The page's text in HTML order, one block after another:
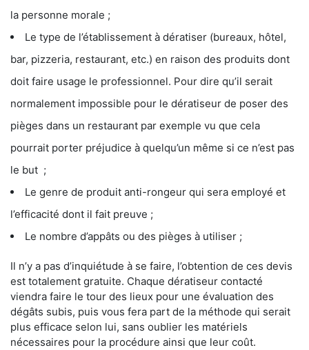
la personne morale ;
Le type de l’établissement à dératiser (bureaux, hôtel,
bar, pizzeria, restaurant, etc.) en raison des produits dont
doit faire usage le professionnel. Pour dire qu’il serait
normalement impossible pour le dératiseur de poser des
pièges dans un restaurant par exemple vu que cela
pourrait porter préjudice à quelqu’un même si ce n’est pas
le but ;
Le genre de produit anti-rongeur qui sera employé et
l’efficacité dont il fait preuve ;
Le nombre d’appâts ou des pièges à utiliser ;
Il n’y a pas d’inquiétude à se faire, l’obtention de ces devis
est totalement gratuite. Chaque dératiseur contacté
viendra faire le tour des lieux pour une évaluation des
dégâts subis, puis vous fera part de la méthode qui serait
plus efficace selon lui, sans oublier les matériels
nécessaires pour la procédure ainsi que leur coût.